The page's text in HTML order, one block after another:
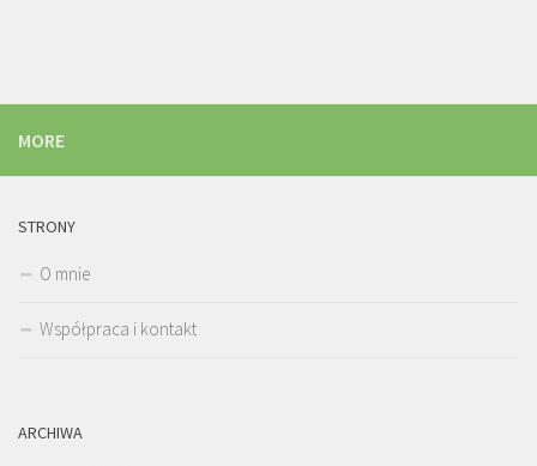
MORE
STRONY
O mnie
Współpraca i kontakt
ARCHIWA